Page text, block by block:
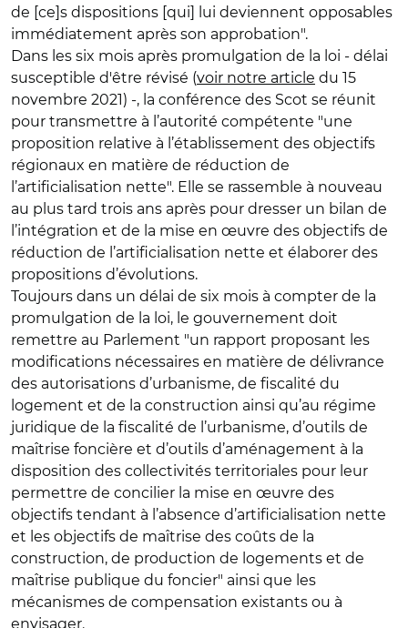
de [ce]s dispositions [qui] lui deviennent opposables
immédiatement après son approbation".
Dans les six mois après promulgation de la loi - délai
susceptible d'être révisé (voir notre article du 15
novembre 2021) -, la conférence des Scot se réunit
pour transmettre à l’autorité compétente "une
proposition relative à l’établissement des objectifs
régionaux en matière de réduction de
l’artificialisation nette". Elle se rassemble à nouveau
au plus tard trois ans après pour dresser un bilan de
l’intégration et de la mise en œuvre des objectifs de
réduction de l’artificialisation nette et élaborer des
propositions d’évolutions.
Toujours dans un délai de six mois à compter de la
promulgation de la loi, le gouvernement doit
remettre au Parlement "un rapport proposant les
modifications nécessaires en matière de délivrance
des autorisations d’urbanisme, de fiscalité du
logement et de la construction ainsi qu’au régime
juridique de la fiscalité de l’urbanisme, d’outils de
maîtrise foncière et d’outils d’aménagement à la
disposition des collectivités territoriales pour leur
permettre de concilier la mise en œuvre des
objectifs tendant à l’absence d’artificialisation nette
et les objectifs de maîtrise des coûts de la
construction, de production de logements et de
maîtrise publique du foncier" ainsi que les
mécanismes de compensation existants ou à
envisager.